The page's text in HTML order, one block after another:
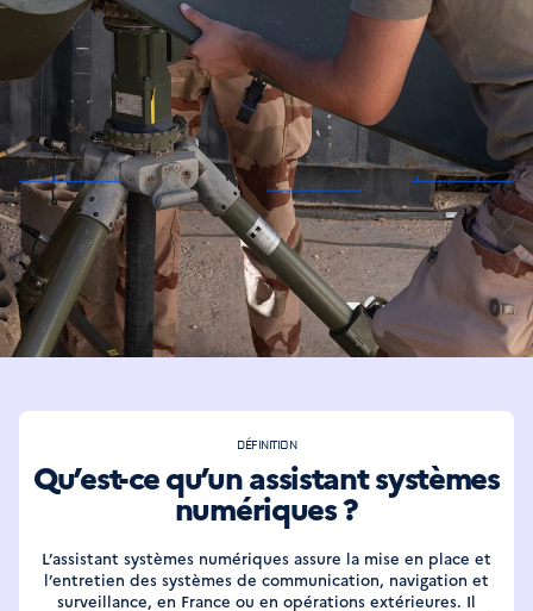
Spécialiste des
systèmes
aéronautiques, tu
déploies et maintiens
les réseaux de
communication,
navigation et
surveillance.
Qu’est-ce qu’un assistant systèmes
numériques ?
DÉFINITION
L’assistant systèmes numériques assure la mise en place et
l’entretien des systèmes de communication, navigation et
surveillance, en France ou en opérations extérieures. Il